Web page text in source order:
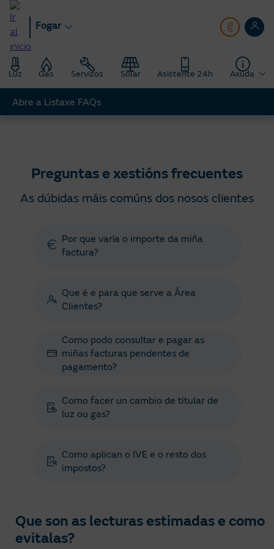
ao
contido
principal
Fogar
Luz Gas Servizos Solar Asistente 24h Axuda
Fogar Axuda Preguntas e xestións frecuentes
Preguntas e xestións frecuentes
As dúbidas máis comúns dos nosos clientes
Por que varía o importe da miña
factura?
Que é e para que serve a Área
Clientes?
Como podo consultar e pagar as
miñas facturas pendentes de
pagamento?
Como facer un cambio de titular de
luz ou gas?
Como aplican o IVE e o resto dos
impostos?
Abre a Listaxe FAQs
Que son as lecturas estimadas e como
evitalas?